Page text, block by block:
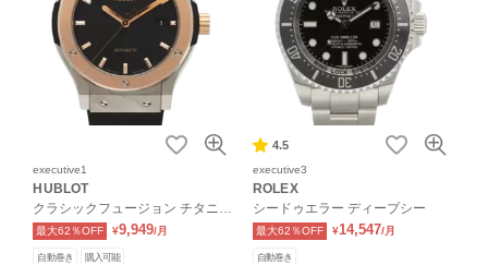
executive1
HUBLOT
クラシックフュージョン チタニウ
ム
最大62％OFF ¥9,949/月
自動巻き 購入可能
4.5
executive3
ROLEX
シードゥエラー ディープシー
最大62％OFF ¥14,547/月
自動巻き